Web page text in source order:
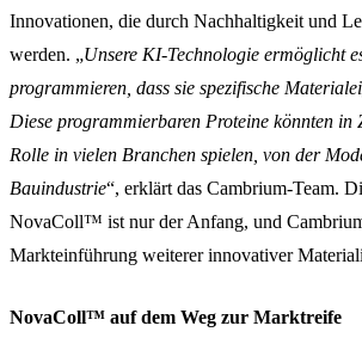
Innovationen, die durch Nachhaltigkeit und
werden. „Unsere KI-Technologie ermöglicht
programmieren, dass sie spezifische
Diese programmierbaren Proteine könnten in
Rolle in vielen Branchen spielen, von der
Bauindustrie“, erklärt das Cambrium-Team.
NovaColl™ ist nur der Anfang, und
Markteinführung weiterer innovativer
NovaColl™ auf dem Weg zur Marktreife